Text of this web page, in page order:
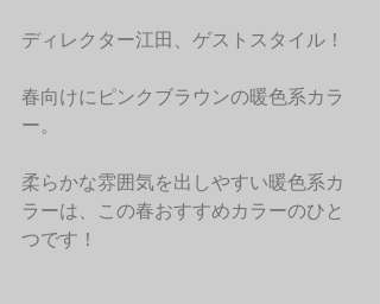
ディレクター江田、ゲストスタイル！
春向けにピンクブラウンの暖色系カラ
ー。
柔らかな雰囲気を出しやすい暖色系カ
ラーは、この春おすすめカラーのひと
つです！